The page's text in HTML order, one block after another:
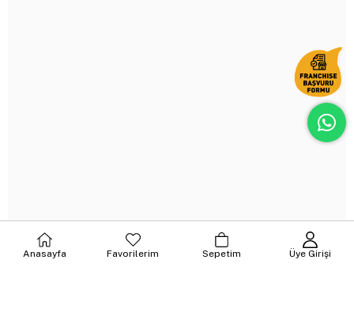
Anasayfa Favorilerim Sepetim Üye Girişi